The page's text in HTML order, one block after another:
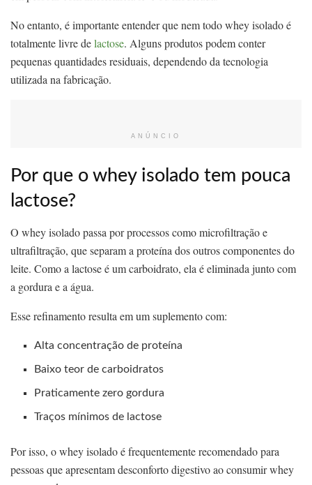
No entanto, é importante entender que nem todo whey isolado é
totalmente livre delactose. Alguns produtos podem conter
pequenas quantidades residuais, dependendo da tecnologia
utilizada na fabricação.
ANÚNCIO
Por que o whey isolado tem pouca
lactose?
O whey isolado passa por processos como microfiltração e
ultrafiltração, que separam a proteína dos outros componentes do
leite. Como a lactose é um carboidrato, ela é eliminada junto com
a gordura e a água.
Esse refinamento resulta em um suplemento com:
Alta concentração de proteína
Baixo teor de carboidratos
Praticamente zero gordura
Traços mínimos de lactose
Por isso, o whey isolado é frequentemente recomendado para
pessoas que apresentam desconforto digestivo ao consumir whey